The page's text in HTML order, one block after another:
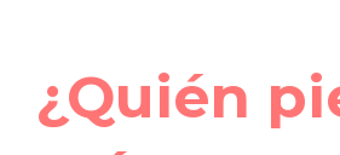
¿Quién